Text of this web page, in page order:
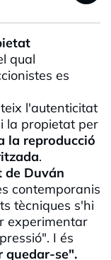
qual
es
l'autenticitat
la propietat per
la reproducció
.
de Duván
contemporanis
tècniques s'hi
experimentar
I és
quedar-se".